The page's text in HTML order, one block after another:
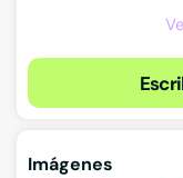
Imágenes